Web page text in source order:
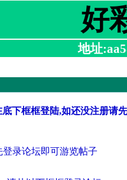
好
地址
下框框登陆,如还没注册请
录论坛即可游览帖子